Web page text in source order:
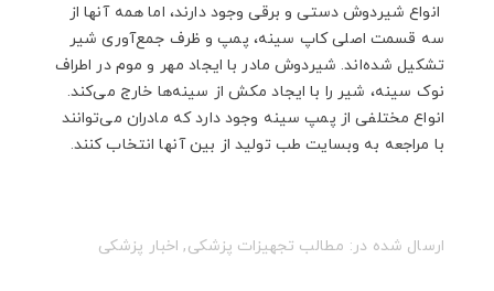
انواع شیردوش دستی و برقی وجود دارند، اما همه آنها از
سه قسمت اصلی کاپ سینه، پمپ و ظرف جمع‌آوری شیر
تشکیل شده‌اند. شیردوش مادر با ایجاد مهر و موم در اطراف
نوک سینه، شیر را با ایجاد مکش از سینه‌ها خارج می‌کند.
انواع مختلفی از پمپ سینه وجود دارد که مادران می‌توانند
با مراجعه به وبسایت طب تولید از بین آنها انتخاب کنند.
ارسال شده در: مطالب تجهیزات پزشکی, اخبار پزشکی